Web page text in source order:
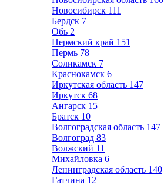
Новосибирск 111
Бердск 7
Обь 2
Пермский край 151
Пермь 78
Соликамск 7
Краснокамск 6
Иркутская область 147
Иркутск 68
Ангарск 15
Братск 10
Волгоградская область 147
Волгоград 83
Волжский 11
Михайловка 6
Ленинградская область 140
Гатчина 12